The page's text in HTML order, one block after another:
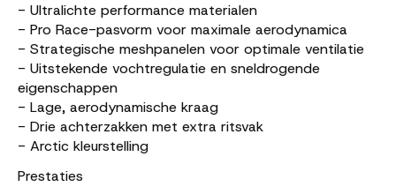
- Ultralichte performance materialen
- Pro Race-pasvorm voor maximale aerodynamica
- Strategische meshpanelen voor optimale ventilatie
- Uitstekende vochtregulatie en sneldrogende
eigenschappen
- Lage, aerodynamische kraag
- Drie achterzakken met extra ritsvak
- Arctic kleurstelling
Prestaties